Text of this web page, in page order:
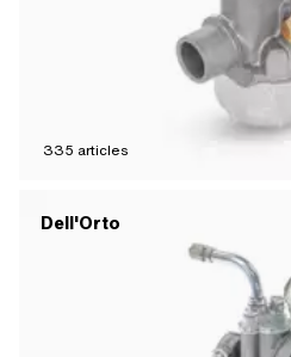
335 articles
Dell'Orto